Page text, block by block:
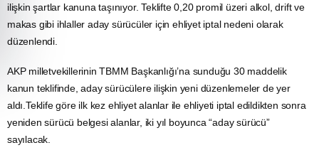
ilişkin şartlar kanuna taşınıyor. Teklifte 0,20 promil üzeri alkol, drift ve
makas gibi ihlaller aday sürücüler için ehliyet iptal nedeni olarak
düzenlendi.
AKP milletvekillerinin TBMM Başkanlığı’na sunduğu 30 maddelik
kanun teklifinde, aday sürücülere ilişkin yeni düzenlemeler de yer
aldı.Teklife göre ilk kez ehliyet alanlar ile ehliyeti iptal edildikten sonra
yeniden sürücü belgesi alanlar, iki yıl boyunca “aday sürücü”
sayılacak.